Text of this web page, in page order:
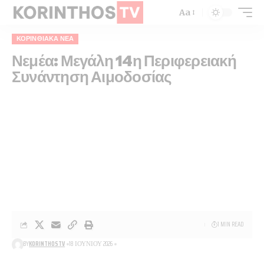
Aa
ΚΟΡΙΝΘΙΑΚΆ ΝΈΑ
Νεμέα: Μεγάλη 14η Περιφερειακή
Συνάντηση Αιμοδοσίας
BYKORINTHOSTV 18 ΙΟΥΝΊΟΥ 2026
1 MIN READ